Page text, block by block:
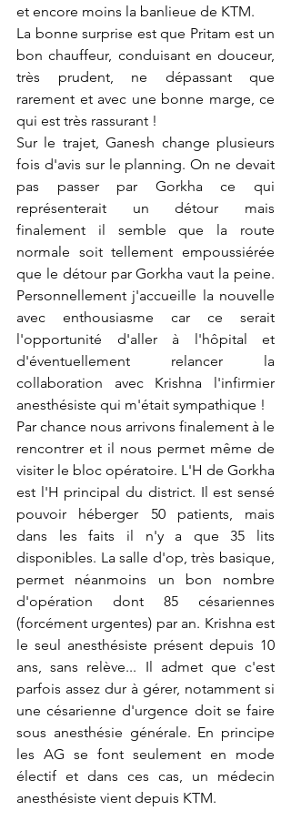
et encore moins la banlieue de KTM.
La bonne surprise est que Pritam est un
bon chauffeur, conduisant en douceur,
très prudent, ne dépassant que
rarement et avec une bonne marge, ce
qui est très rassurant !
Sur le trajet, Ganesh change plusieurs
fois d'avis sur le planning. On ne devait
pas passer par Gorkha ce qui
représenterait un détour mais
finalement il semble que la route
normale soit tellement empoussiérée
que le détour par Gorkha vaut la peine.
Personnellement j'accueille la nouvelle
avec enthousiasme car ce serait
l'opportunité d'aller à l'hôpital et
d'éventuellement relancer la
collaboration avec Krishna l'infirmier
anesthésiste qui m'était sympathique !
Par chance nous arrivons finalement à le
rencontrer et il nous permet même de
visiter le bloc opératoire. L'H de Gorkha
est l'H principal du district. Il est sensé
pouvoir héberger 50 patients, mais
dans les faits il n'y a que 35 lits
disponibles. La salle d'op, très basique,
permet néanmoins un bon nombre
d'opération dont 85 césariennes
(forcément urgentes) par an. Krishna est
le seul anesthésiste présent depuis 10
ans, sans relève... Il admet que c'est
parfois assez dur à gérer, notamment si
une césarienne d'urgence doit se faire
sous anesthésie générale. En principe
les AG se font seulement en mode
électif et dans ces cas, un médecin
anesthésiste vient depuis KTM.